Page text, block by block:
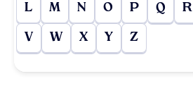
L M N O P Q R
V W X Y Z